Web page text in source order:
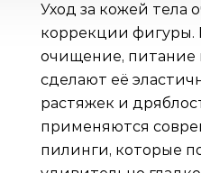
Уход за кожей тела
коррекции фигуры.
очищение, питание
сделают её
растяжек и
применяются
пилинги, которые